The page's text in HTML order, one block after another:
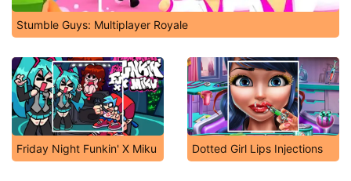
Stumble Guys: Multiplayer Royale
Friday Night Funkin' X Miku Dotted Girl Lips Injections